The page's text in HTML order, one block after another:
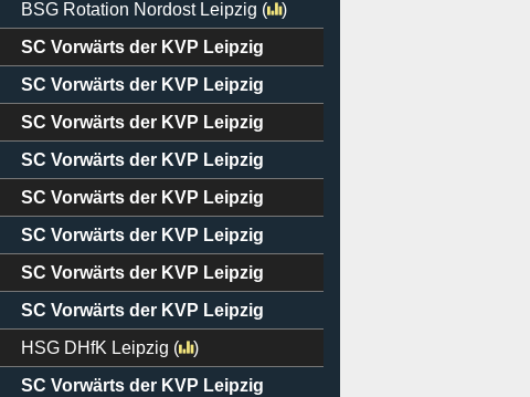
BSG Rotation Nordost Leipzig (
)
SC Vorwärts der KVP Leipzig
SC Vorwärts der KVP Leipzig
SC Vorwärts der KVP Leipzig
SC Vorwärts der KVP Leipzig
SC Vorwärts der KVP Leipzig
SC Vorwärts der KVP Leipzig
SC Vorwärts der KVP Leipzig
SC Vorwärts der KVP Leipzig
HSG DHfK Leipzig (
)
SC Vorwärts der KVP Leipzig